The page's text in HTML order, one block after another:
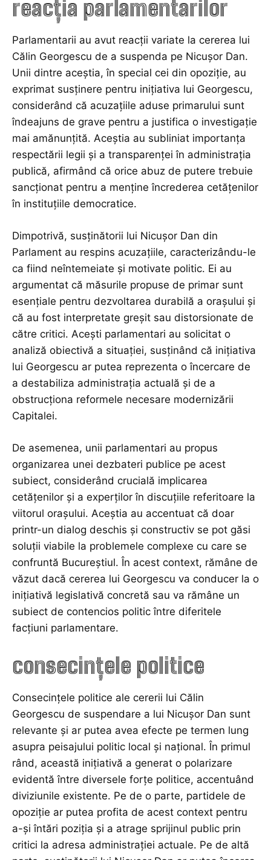
reacția parlamentarilor
Parlamentarii au avut reacții variate la cererea lui
Călin Georgescu de a suspenda pe Nicușor Dan.
Unii dintre aceștia, în special cei din opoziție, au
exprimat susținere pentru inițiativa lui Georgescu,
considerând că acuzațiile aduse primarului sunt
îndeajuns de grave pentru a justifica o investigație
mai amănunțită. Aceștia au subliniat importanța
respectării legii și a transparenței în administrația
publică, afirmând că orice abuz de putere trebuie
sancționat pentru a menține încrederea cetățenilor
în instituțiile democratice.
Dimpotrivă, susținătorii lui Nicușor Dan din
Parlament au respins acuzațiile, caracterizându-le
ca fiind neîntemeiate și motivate politic. Ei au
argumentat că măsurile propuse de primar sunt
esențiale pentru dezvoltarea durabilă a orașului și
că au fost interpretate greșit sau distorsionate de
către critici. Acești parlamentari au solicitat o
analiză obiectivă a situației, susținând că inițiativa
lui Georgescu ar putea reprezenta o încercare de
a destabiliza administrația actuală și de a
obstrucționa reformele necesare modernizării
Capitalei.
De asemenea, unii parlamentari au propus
organizarea unei dezbateri publice pe acest
subiect, considerând crucială implicarea
cetățenilor și a experților în discuțiile referitoare la
viitorul orașului. Aceștia au accentuat că doar
printr-un dialog deschis și constructiv se pot găsi
soluții viabile la problemele complexe cu care se
confruntă Bucureștiul. În acest context, rămâne de
văzut dacă cererea lui Georgescu va conducer la o
inițiativă legislativă concretă sau va rămâne un
subiect de contencios politic între diferitele
facțiuni parlamentare.
consecințele politice
Consecințele politice ale cererii lui Călin
Georgescu de suspendare a lui Nicușor Dan sunt
relevante și ar putea avea efecte pe termen lung
asupra peisajului politic local și național. În primul
rând, această inițiativă a generat o polarizare
evidentă între diversele forțe politice, accentuând
diviziunile existente. Pe de o parte, partidele de
opoziție ar putea profita de acest context pentru
a-și întări poziția și a atrage sprijinul public prin
critici la adresa administrației actuale. Pe de altă